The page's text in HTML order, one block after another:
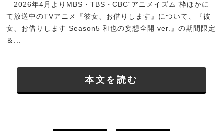
2026年4月よりMBS・TBS・CBC“アニメイズム”枠ほかに
て放送中のTVアニメ『彼女、お借りします』について、『彼
女、お借りします Season5 和也の妄想全開 ver.』の期間限定
＆...
本文を読む